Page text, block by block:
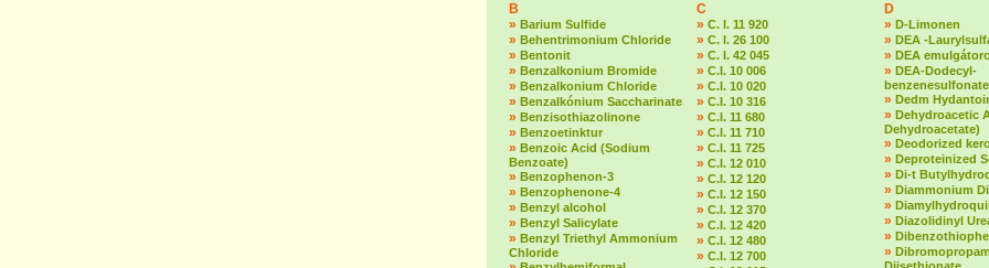
B
» Barium Sulfide
» Behentrimonium Chloride
» Bentonit
» Benzalkonium Bromide
» Benzalkonium Chloride
» Benzalkónium Saccharinate
» Benzisothiazolinone
» Benzoetinktur
» Benzoic Acid (Sodium
Benzoate)
» Benzophenon-3
» Benzophenone-4
» Benzyl alcohol
» Benzyl Salicylate
» Benzyl Triethyl Ammonium
Chloride
C
» C. I. 11 920
» C. I. 26 100
» C. I. 42 045
» C.I. 10 006
» C.I. 10 020
» C.I. 10 316
» C.I. 11 680
» C.I. 11 710
» C.I. 11 725
» C.I. 12 010
» C.I. 12 120
» C.I. 12 150
» C.I. 12 370
» C.I. 12 420
» C.I. 12 480
» C.I. 12 700
D
» D-Limonen
» DEA -
» DEA
» DEA-Dodecyl-
benzenesulfonate
» Dedm
» Dehydroacetic
Dehydroacetate)
» Deodorized
» Deproteinized
» Di-t
» Diammonium
»
» Diazolidinyl
»
»